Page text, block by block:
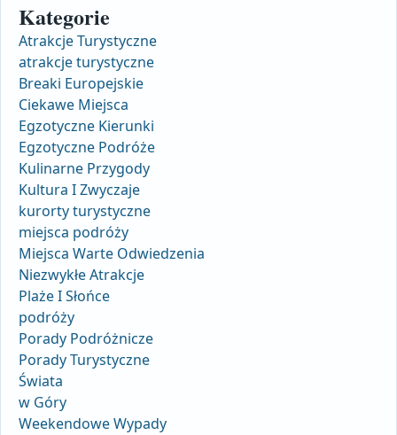
Kategorie
Atrakcje Turystyczne
atrakcje turystyczne
Breaki Europejskie
Ciekawe Miejsca
Egzotyczne Kierunki
Egzotyczne Podróże
Kulinarne Przygody
Kultura I Zwyczaje
kurorty turystyczne
miejsca podróży
Miejsca Warte Odwiedzenia
Niezwykłe Atrakcje
Plaże I Słońce
podróży
Porady Podróżnicze
Porady Turystyczne
Świata
w Góry
Weekendowe Wypady